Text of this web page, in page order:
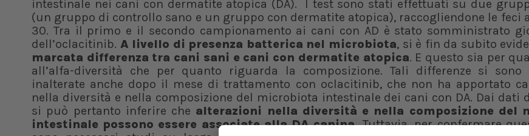
intestinale nei cani con dermatite atopica (DA). I test sono stati effettuati su due
(un gruppo di controllo sano e un gruppo con dermatite atopica), raccogliendone le feci
30. Tra il primo e il secondo campionamento ai cani con AD è stato somministrato
dell’oclacitinib. A livello di presenza batterica nel microbiota, si è fin da subito
marcata differenza tra cani sani e cani con dermatite atopica. E questo sia per
all’alfa-diversità che per quanto riguarda la composizione. Tali differenze si sono
inalterate anche dopo il mese di trattamento con oclacitinib, che non ha apportato
nella diversità e nella composizione del microbiota intestinale dei cani con DA. Dai dati
si può pertanto inferire che alterazioni nella diversità e nella composizione del
intestinale possono essere associate alla DA canina.Tuttavia, per confermare